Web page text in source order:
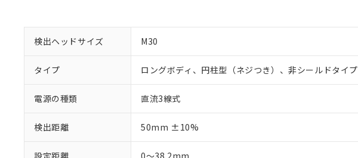
検出ヘッドサイズ M30
タイプ ロングボディ、円柱型（ネジつき）、非シールドタイプ
電源の種類 直流3線式
検出距離 50mm ±10%
設定距離 0～38.2mm